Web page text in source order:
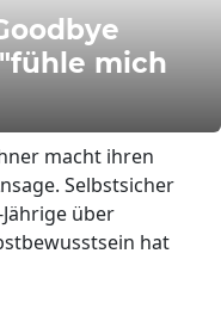
mich
macht ihren
Selbstsicher
über
hat